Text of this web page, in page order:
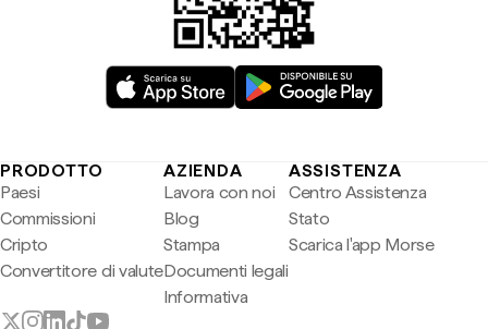
PRODOTTO
Paesi
Commissioni
Cripto
Convertitore di valute
AZIENDA
Lavora con noi
Blog
Stampa
Documenti legali
Informativa
ASSISTENZA
Centro Assistenza
Stato
Scarica l'app Morse